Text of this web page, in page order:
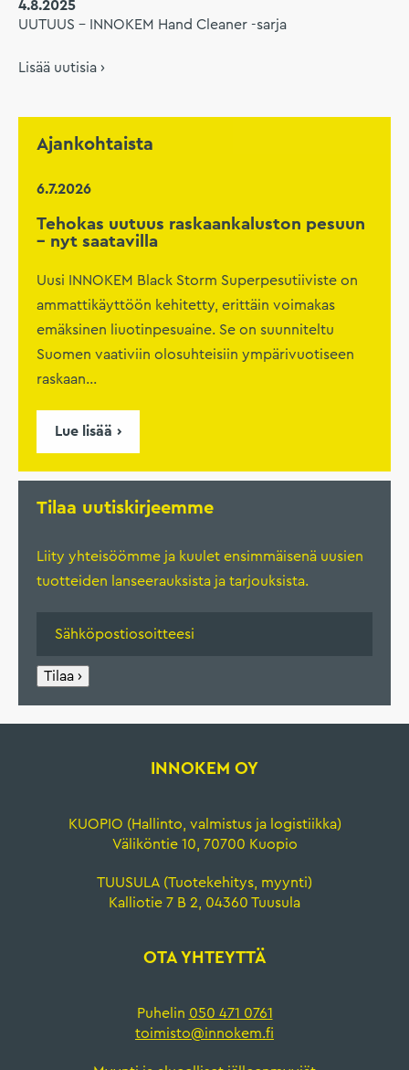
4.8.2025
UUTUUS – INNOKEM Hand Cleaner -sarja
Lisää uutisia ›
Ajankohtaista
6.7.2026
Tehokas uutuus raskaankaluston pesuun
– nyt saatavilla
Uusi INNOKEM Black Storm Superpesutiiviste on
ammattikäyttöön kehitetty, erittäin voimakas
emäksinen liuotinpesuaine. Se on suunniteltu
Suomen vaativiin olosuhteisiin ympärivuotiseen
raskaan...
Lue lisää
Tilaa uutiskirjeemme
Liity yhteisöömme ja kuulet ensimmäisenä uusien
tuotteiden lanseerauksista ja tarjouksista.
Tilaa ›
INNOKEM OY
KUOPIO (Hallinto, valmistus ja logistiikka)
Väliköntie 10, 70700 Kuopio
TUUSULA (Tuotekehitys, myynti)
Kalliotie 7 B 2, 04360 Tuusula
OTA YHTEYTTÄ
Puhelin 050 471 0761
toimisto@innokem.fi